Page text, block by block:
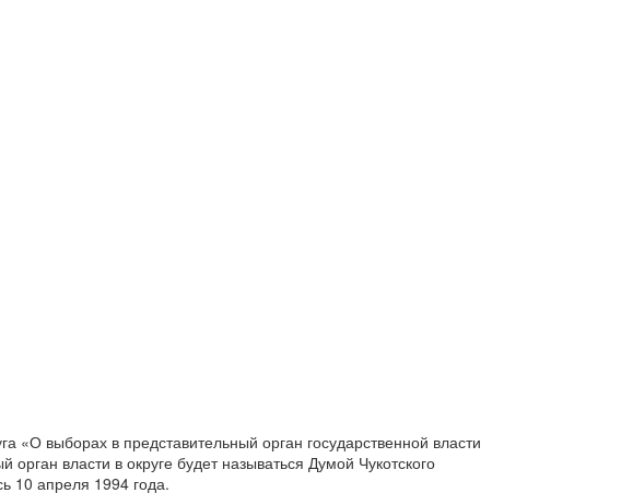
«О выборах в представительный орган государственной власти
власти в округе будет называться Думой Чукотского
10 апреля 1994 года.